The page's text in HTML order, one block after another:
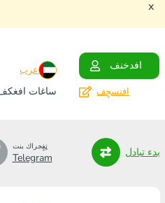
x
عرب
افدخنف
ساغات
افتسجٍف
تٍفٍجراك بنت
Telegram بدء تبادل